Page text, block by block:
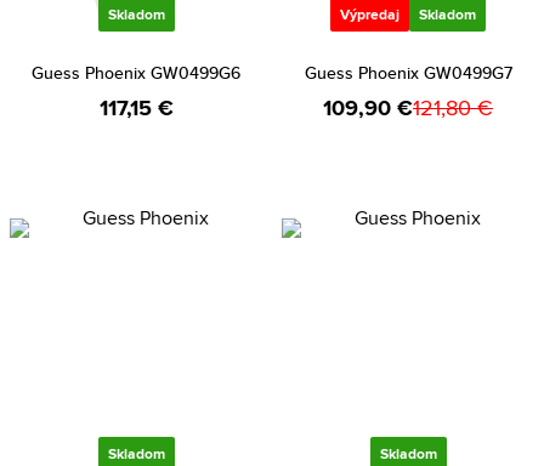
Skladom
Guess Phoenix GW0499G6
117,15 €
Výpredaj Skladom
Guess Phoenix GW0499G7
109,90 €121,80 €
Skladom Skladom